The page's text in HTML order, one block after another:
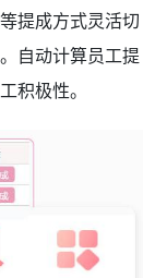
提成方式灵活切
自动计算员工提
积极性。